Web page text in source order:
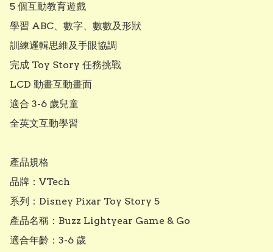
5 個互動教育遊戲
學習 ABC、數字、數數及形狀
訓練邏輯思維及手眼協調
完成 Toy Story 任務挑戰
LCD 動畫互動畫面
適合 3-6 歲兒童
全英文互動學習
產品規格
品牌：VTech
系列：Disney Pixar Toy Story 5
產品名稱：Buzz Lightyear Game & Go
適合年齡：3-6 歲